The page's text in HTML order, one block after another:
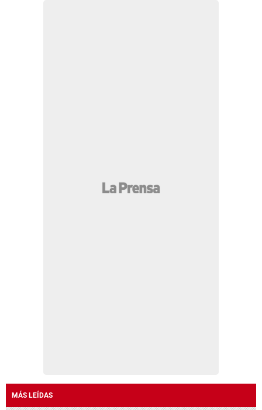
MÁS LEÍDAS